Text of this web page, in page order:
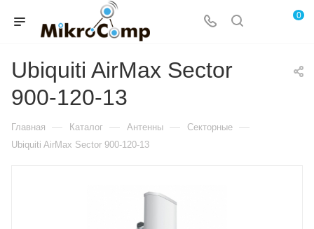
0
Ubiquiti AirMax Sector
900-120-13
Главная — Каталог — Антенны — Секторные —
Ubiquiti AirMax Sector 900-120-13